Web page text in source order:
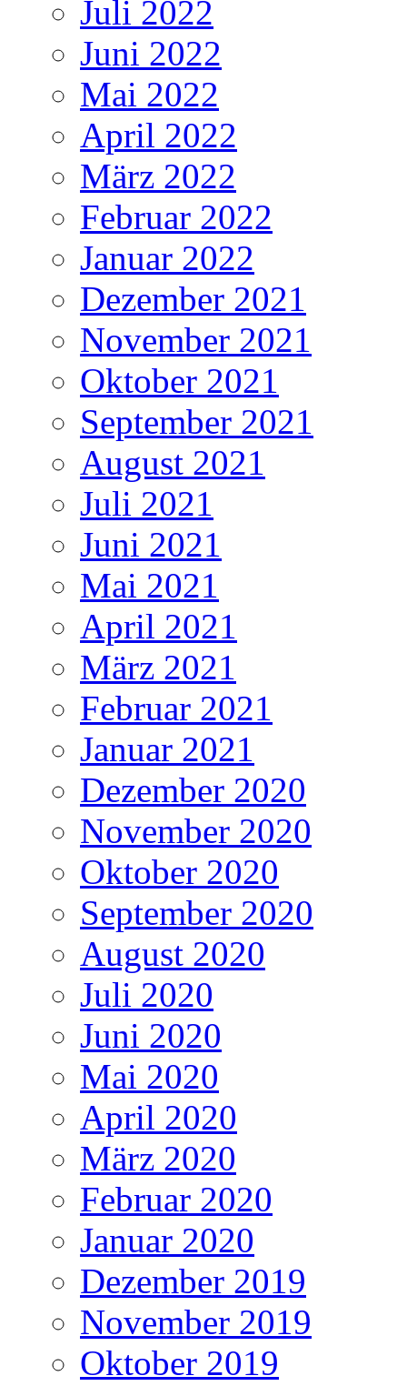
Juli 2022
Juni 2022
Mai 2022
April 2022
März 2022
Februar 2022
Januar 2022
Dezember 2021
November 2021
Oktober 2021
September 2021
August 2021
Juli 2021
Juni 2021
Mai 2021
April 2021
März 2021
Februar 2021
Januar 2021
Dezember 2020
November 2020
Oktober 2020
September 2020
August 2020
Juli 2020
Juni 2020
Mai 2020
April 2020
März 2020
Februar 2020
Januar 2020
Dezember 2019
November 2019
Oktober 2019